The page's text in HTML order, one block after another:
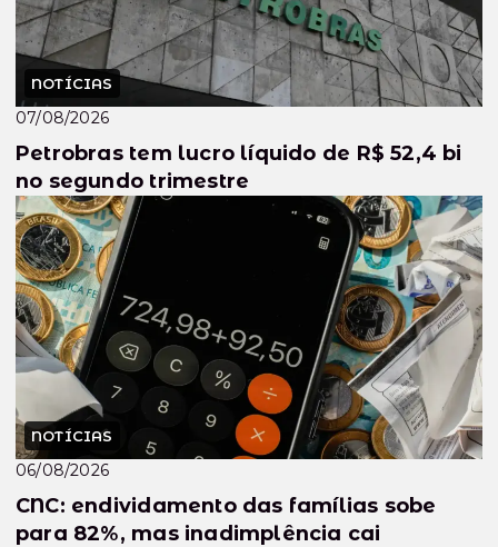
NOTÍCIAS
07/08/2026
Petrobras tem lucro líquido de R$ 52,4 bi
no segundo trimestre
NOTÍCIAS
06/08/2026
CNC: endividamento das famílias sobe
para 82%, mas inadimplência cai